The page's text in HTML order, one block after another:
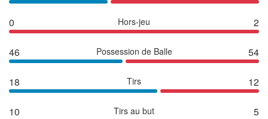
0 Hors-jeu 2
46 Possession de Balle 54
18 Tirs 12
10 Tirs au but 5